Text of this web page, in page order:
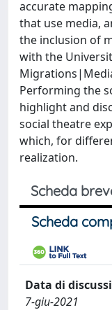
accurate
that use media,
the inclusion of
with the
Performing the
highlight and
social theatre
which, for
realization.
Scheda
Scheda
Data di
7-giu-2021